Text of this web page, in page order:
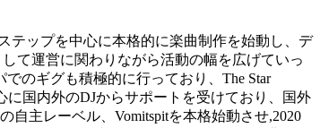
テップを中心に本格的に楽曲制作を始動し、デ
て運営に関わりながら活動の幅を広げていっ
のギグも積極的に行っており、 The Star
に国内外のDJからサポートを受けており、国外
自主レーベル、 Vomitspitを本格始動させ,2020